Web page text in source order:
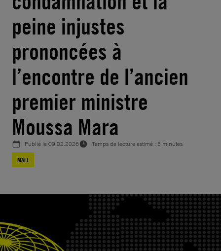
peine injustes
prononcées à
l’encontre de l’ancien
premier ministre
Moussa Mara
Publié le09.02.2026
Temps de lecture estimé : 5 minutes
MALI